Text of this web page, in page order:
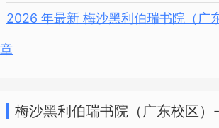
2026 年最新 梅沙黑利伯瑞书院（广
章
梅沙黑利伯瑞书院（广东校区